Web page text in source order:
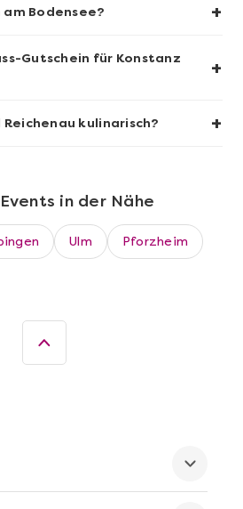
Mehr anzeigen
Bodensee? +
Gutschein für Konstanz
+
kulinarisch? +
in der Nähe
Ulm Pforzheim